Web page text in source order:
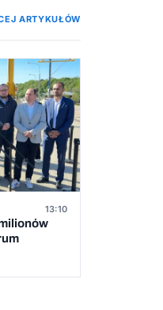
ARTYKUŁÓW
13:10